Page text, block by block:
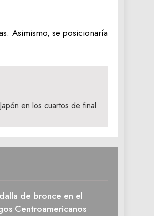
Asimismo, se posicionaría
en los cuartos de final
de bronce en el
Centroamericanos